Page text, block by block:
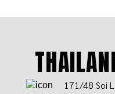
171/48 Soi